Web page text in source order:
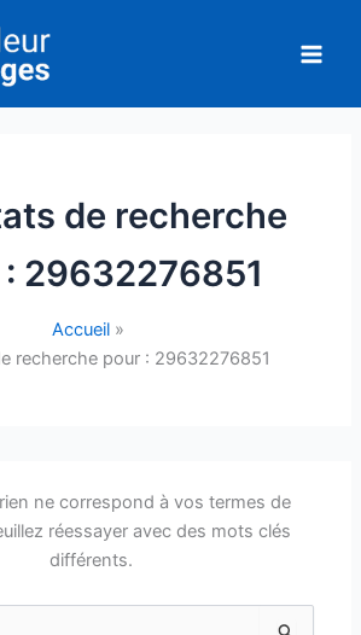
de recherche
29632276851
Accueil
recherche pour : 29632276851
ne correspond à vos termes de
réessayer avec des mots clés
différents.